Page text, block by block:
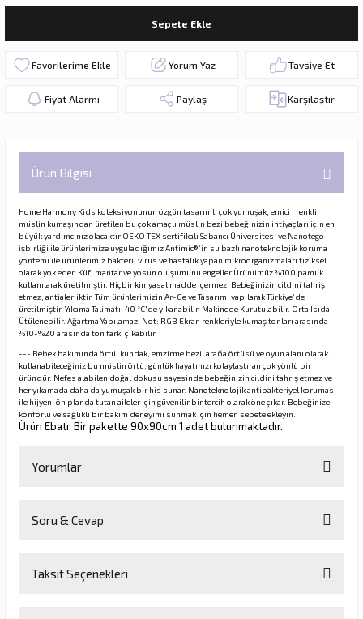
Sepete Ekle
Yorum Yaz Tavsiye Et
Fiyat Alarmı Paylaş Karşılaştır
Ürün Bilgisi
Home Harmony Kids koleksiyonunun özgün tasarımlı çok yumuşak, emici , renkli
müslin kumaşından üretilen bu çok amaçlı müslin bezi bebeğinizin ihtiyaçları için en
büyük yardımcınız olacaktır OEKO TEX sertifikalı Sabancı Üniversitesi ve Nanotego
işbirliği ile ürünlerimize uyguladığımız Antimic®️’in su bazlı nanoteknolojik koruma
yöntemi ile ürünlerimiz bakteri, virüs ve hastalık yapan mikroorganizmaları fiziksel
olarak yok eder. Küf, mantar ve yosun oluşumunu engeller.Ürünümüz %100 pamuk
kullanılarak üretilmiştir. Hiçbir kimyasal madde içermez. Bebeğinizin cildini tahriş
etmez, antialerjiktir. Tüm ürünlerimizin Ar-Ge ve Tasarımı yapılarak Türkiye’de
üretilmiştir. Yıkama Talimatı: 40 °C'de yıkanabilir. Makinede Kurutulabilir. Orta Isıda
Ütülenebilir. Ağartma Yapılamaz. Not: RGB Ekran renkleriyle kumaş tonları arasında
%10-%20 arasında ton farkı çıkabilir.
--- Bebek bakımında örtü, kundak, emzirme bezi, araба örtüsü ve oyun alanı olarak
kullanabileceğiniz bu müslin örtü, günlük hayatınızı kolaylaştıran çok yönlü bir
üründür. Nefes alabilen doğal dokusu sayesinde bebeğinizin cildini tahriş etmez ve
her yıkamada daha da yumuşak bir his sunar. Nanoteknolojik antibakteriyel koruması
ile hijyeni ön planda tutan aileler için güvenilir bir tercih olarak öne çıkar. Bebeğinize
konforlu ve sağlıklı bir bakım deneyimi sunmak için hemen sepete ekleyin.
Ürün Ebatı: Bir pakette 90x90cm 1 adet bulunmaktadır.
Yorumlar
Soru & Cevap
Taksit Seçenekleri